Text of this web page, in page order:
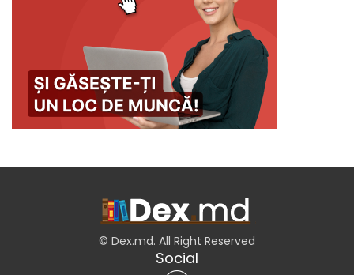
© Dex.md. All Right Reserved
Social